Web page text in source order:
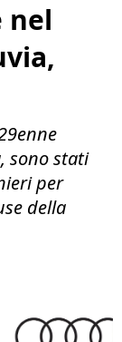
nel
sono stati
per
della